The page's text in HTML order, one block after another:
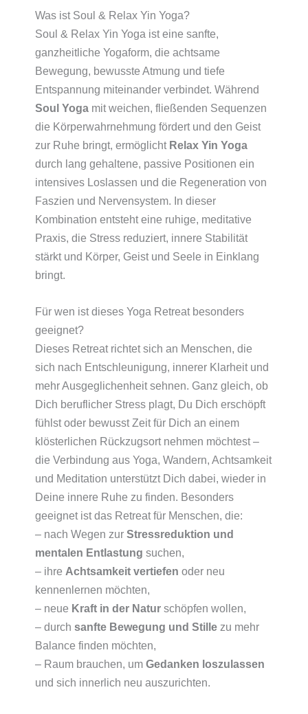
Was ist Soul & Relax Yin Yoga?
Soul & Relax Yin Yoga ist eine sanfte,
ganzheitliche Yogaform, die achtsame
Bewegung, bewusste Atmung und tiefe
Entspannung miteinander verbindet. Während
Soul Yoga mit weichen, fließenden Sequenzen
die Körperwahrnehmung fördert und den Geist
zur Ruhe bringt, ermöglicht Relax Yin Yoga
durch lang gehaltene, passive Positionen ein
intensives Loslassen und die Regeneration von
Faszien und Nervensystem. In dieser
Kombination entsteht eine ruhige, meditative
Praxis, die Stress reduziert, innere Stabilität
stärkt und Körper, Geist und Seele in Einklang
bringt.
Für wen ist dieses Yoga Retreat besonders
geeignet?
Dieses Retreat richtet sich an Menschen, die
sich nach Entschleunigung, innerer Klarheit und
mehr Ausgeglichenheit sehnen. Ganz gleich, ob
Dich beruflicher Stress plagt, Du Dich erschöpft
fühlst oder bewusst Zeit für Dich an einem
klösterlichen Rückzugsort nehmen möchtest –
die Verbindung aus Yoga, Wandern, Achtsamkeit
und Meditation unterstützt Dich dabei, wieder in
Deine innere Ruhe zu finden. Besonders
geeignet ist das Retreat für Menschen, die:
– nach Wegen zur Stressreduktion und
mentalen Entlastung suchen,
– ihre Achtsamkeit vertiefen oder neu
kennenlernen möchten,
– neue Kraft in der Natur schöpfen wollen,
– durch sanfte Bewegung und Stille zu mehr
Balance finden möchten,
– Raum brauchen, um Gedanken loszulassen
und sich innerlich neu auszurichten.